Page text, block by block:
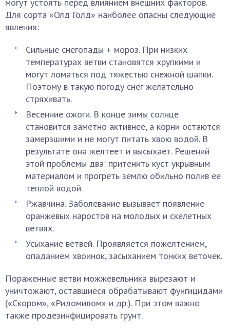
Для сорта «Олд Голд» наиболее опасны следующие
явления:
Сильные снегопады + мороз. При низких
температурах ветви становятся хрупкими и
могут ломаться под тяжестью снежной шапки.
Поэтому в такую погоду снег желательно
стряхивать.
Весенние ожоги. В конце зимы солнце
становится заметно активнее, а корни остаются
замерзшими и не могут питать хвою водой. В
результате она желтеет и высыхает. Решений
этой проблемы два: притенить куст укрывным
материалом и прогреть землю обильно полив ее
теплой водой.
Ржавчина. Заболевание вызывает появление
оранжевых наростов на молодых и скелетных
ветвях.
Усыхание ветвей. Проявляется пожелтением,
опаданием хвоинок, засыханием тонких веточек.
Пораженные ветви можжевельника вырезают и
уничтожают, оставшиеся обрабатывают фунгицидами
(«Скором», «Ридомилом» и др.). При этом важно
также продезинфицировать грунт.